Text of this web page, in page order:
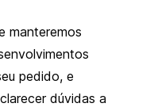
manteremos
pedido, e
dúvidas a